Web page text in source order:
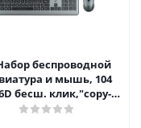
беспроводной
и мышь, 104
бесш. клик,"copy-
paste",1200DPI,ААА,